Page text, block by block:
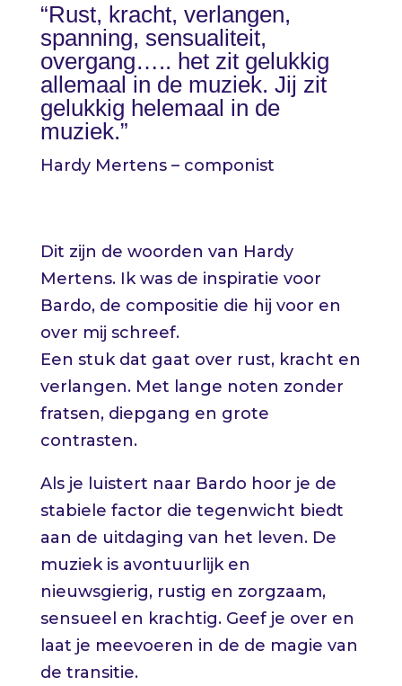
“Rust, kracht, verlangen,
spanning, sensualiteit,
overgang….. het zit gelukkig
allemaal in de muziek. Jij zit
gelukkig helemaal in de
muziek.”
Hardy Mertens – componist
Dit zijn de woorden van Hardy
Mertens. Ik was de inspiratie voor
Bardo, de compositie die hij voor en
over mij schreef.
Een stuk dat gaat over rust, kracht en
verlangen. Met lange noten zonder
fratsen, diepgang en grote
contrasten.
Als je luistert naar Bardo hoor je de
stabiele factor die tegenwicht biedt
aan de uitdaging van het leven. De
muziek is avontuurlijk en
nieuwsgierig, rustig en zorgzaam,
sensueel en krachtig. Geef je over en
laat je meevoeren in de de magie van
de transitie.